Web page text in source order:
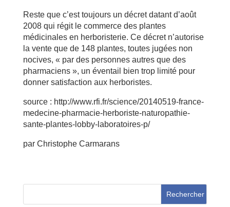
Reste que c’est toujours un décret datant d’août
2008 qui régit le commerce des plantes
médicinales en herboristerie. Ce décret n’autorise
la vente que de 148 plantes, toutes jugées non
nocives, « par des personnes autres que des
pharmaciens », un éventail bien trop limité pour
donner satisfaction aux herboristes.
source : http://www.rfi.fr/science/20140519-france-
medecine-pharmacie-herboriste-naturopathie-
sante-plantes-lobby-laboratoires-p/
par Christophe Carmarans